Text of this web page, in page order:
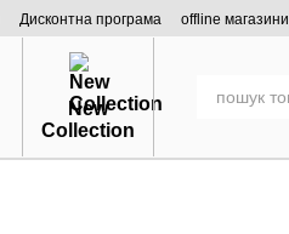
Дисконтна програма offline магазини
New
Collection